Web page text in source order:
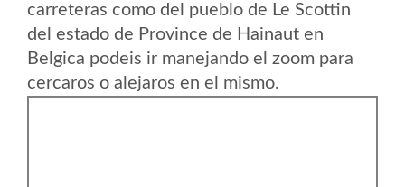
carreteras como del pueblo de Le Scottin
del estado de Province de Hainaut en
Belgica podeis ir manejando el zoom para
cercaros o alejaros en el mismo.